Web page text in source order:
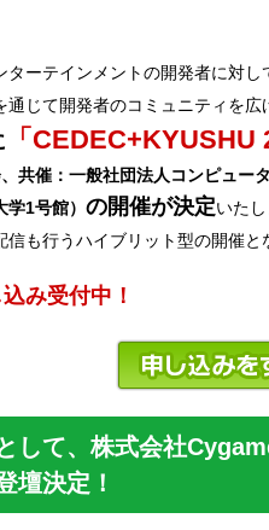
ターテインメントの開発者に対し
通じて開発者のコミュニティを広
「CEDEC+KYUSHU
共催：一般社団法人コンピュー
1号館） の開催が決定いた
信も行うハイブリット型の開催と
み受付中！
して、株式会社
壇決定！